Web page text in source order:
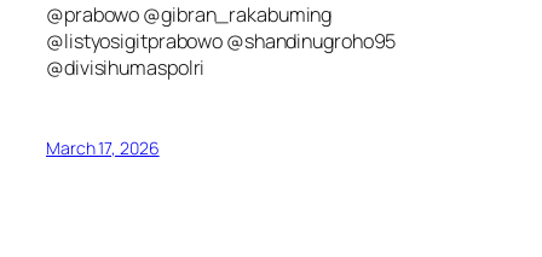
@prabowo @gibran_rakabuming
@listyosigitprabowo @shandinugroho95
@divisihumaspolri
March 17, 2026